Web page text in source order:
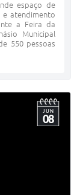
espaço de
e atendimento
a Feira da
Municipal
550 pessoas
JUN
08